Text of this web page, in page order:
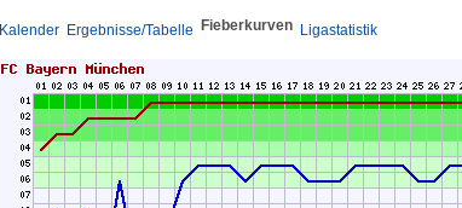
Kalender Ergebnisse/Tabelle Fieberkurven Ligastatistik